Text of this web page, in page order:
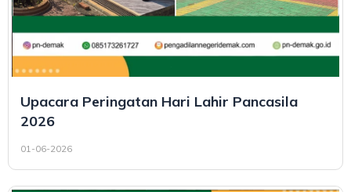
Upacara Peringatan Hari Lahir Pancasila
2026
01-06-2026